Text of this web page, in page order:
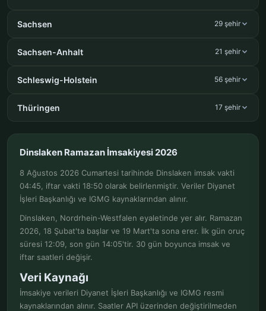
Sachsen 29 şehir
Sachsen-Anhalt 21 şehir
Schleswig-Holstein 56 şehir
Thüringen 17 şehir
Dinslaken Ramazan İmsakiyesi 2026
8 Ağustos 2026 Cumartesi tarihinde Dinslaken imsak vakti
04:45, iftar vakti 18:50 olarak belirlenmiştir. Veriler Diyanet
İşleri Başkanlığı ve IGMG kaynaklarından alınır.
Dinslaken, Nordrhein-Westfalen eyaletinde yer alır. Ramazan
2026, 18 Şubat'ta başlar ve 19 Mart'ta sona erer. İlk gün oruç
süresi 12:09, son gün 14:05'tir. 30 gün boyunca imsak ve
iftar saatleri değişir.
Veri Kaynağı
İmsakiye verileri Diyanet İşleri Başkanlığı ve IGMG resmi
kaynaklarından alınır. Saatler API üzerinden değiştirilmeden